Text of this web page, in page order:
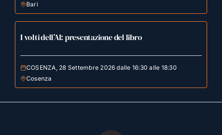
Bari
I volti dell’AI: presentazione del libro
COSENZA, 28 Settembre 2026 dalle 16:30 alle 18:30
Cosenza